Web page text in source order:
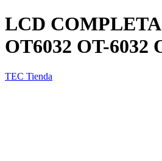
LCD
OT6032 OT-6032
TEC Tienda